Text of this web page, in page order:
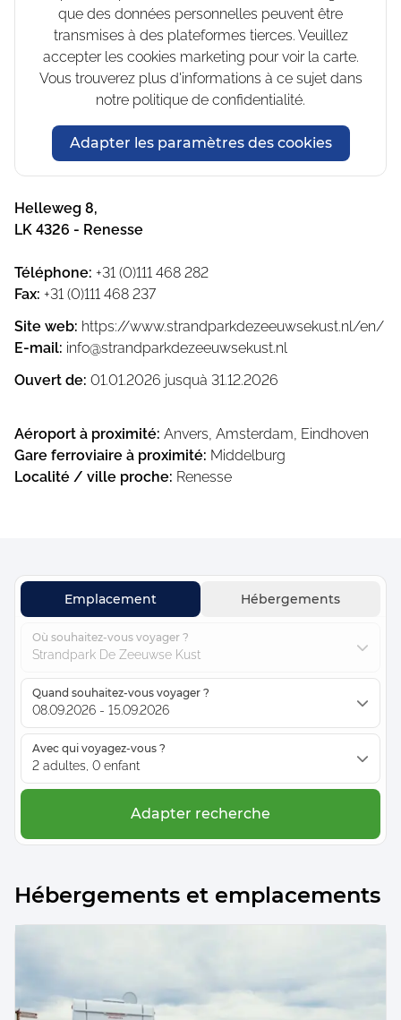
que des données personnelles peuvent être
transmises à des plateformes tierces. Veuillez
accepter les cookies marketing pour voir la carte.
Vous trouverez plus d'informations à ce sujet dans
notre politique de confidentialité.
Adapter les paramètres des cookies
Helleweg 8,
LK 4326 - Renesse
Téléphone: +31 (0)111 468 282
Fax: +31 (0)111 468 237
Site web: https://www.strandparkdezeeuwsekust.nl/en/
E-mail: info@strandparkdezeeuwsekust.nl
Ouvert de: 01.01.2026 jusquà 31.12.2026
Aéroport à proximité: Anvers, Amsterdam, Eindhoven
Gare ferroviaire à proximité: Middelburg
Localité / ville proche: Renesse
Emplacement Hébergements
Où souhaitez-vous voyager ?
Strandpark De Zeeuwse Kust
Quand souhaitez-vous voyager ?
08.09.2026 - 15.09.2026
Avec qui voyagez-vous ?
2 adultes, 0 enfant
Adapter recherche
Hébergements et emplacements